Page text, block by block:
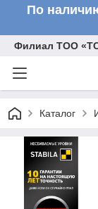
По
Филиал ТОО
Каталог